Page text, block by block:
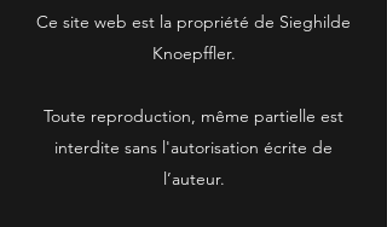
Ce site web est la propriété de Sieghilde
Knoepffler.
Toute reproduction, même partielle est
interdite sans l'autorisation écrite de
l’auteur.